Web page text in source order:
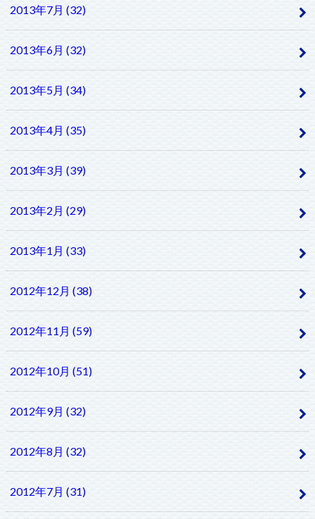
2013年7月 (32)
2013年6月 (32)
2013年5月 (34)
2013年4月 (35)
2013年3月 (39)
2013年2月 (29)
2013年1月 (33)
2012年12月 (38)
2012年11月 (59)
2012年10月 (51)
2012年9月 (32)
2012年8月 (32)
2012年7月 (31)